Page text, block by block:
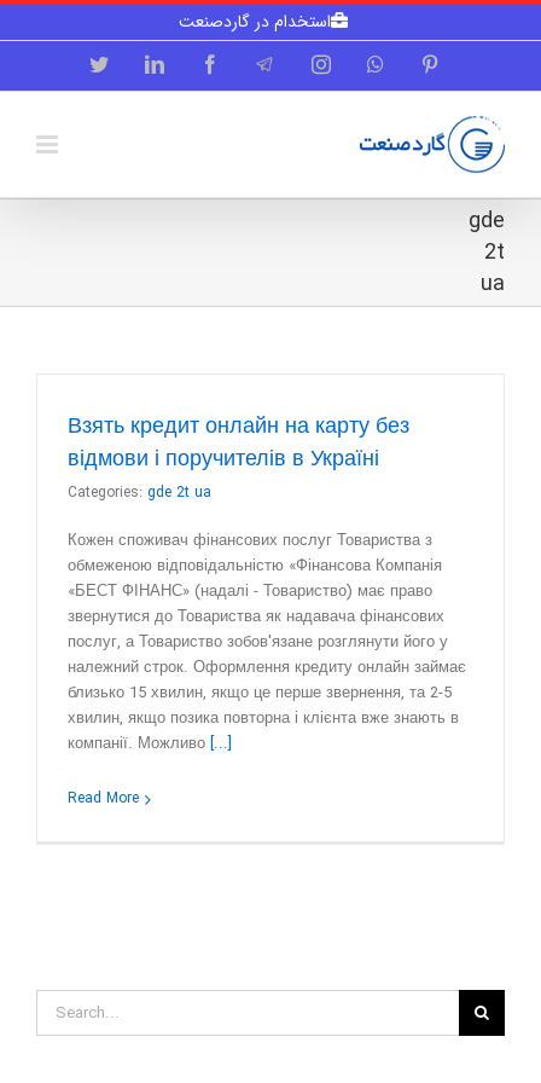
Skip
to
استخدام در گاردصنعت
TwitterLinkedIn FacebookTelegramInstagramWhatsApp
gde
2t
ua
Взять кредит онлайн на карту без
відмови і поручителів в Україні
Categories: gde 2t ua
Кожен споживач фінансових послуг Товариства з
обмеженою відповідальністю «Фінансова Компанія
«БЕСТ ФІНАНС» (надалі - Товариство) має право
звернутися до Товариства як надавача фінансових
послуг, а Товариство зобов'язане розглянути його у
належний строк. Оформлення кредиту онлайн займає
близько 15 хвилин, якщо це перше звернення, та 2-5
хвилин, якщо позика повторна і клієнта вже знають в
компанії. Можливо [...]
Read More
Search